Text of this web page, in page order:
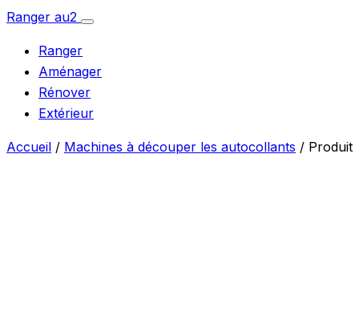
Aller
contenu
Ranger au2
Ouvrir
Ranger
Aménager
Rénover
Extérieur
Accueil / Machines à découper les autocollants / Produit